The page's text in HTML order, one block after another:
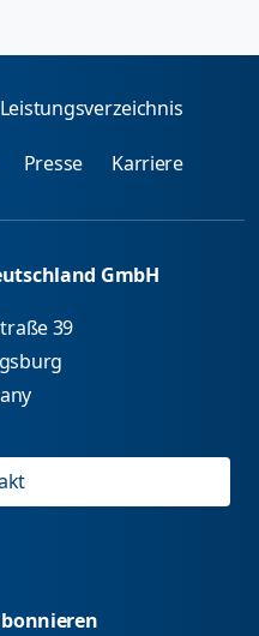
Leistungsverzeichnis
Presse Karriere
GmbH
39